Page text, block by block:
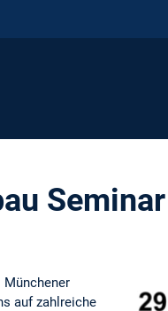
auf zahlreiche